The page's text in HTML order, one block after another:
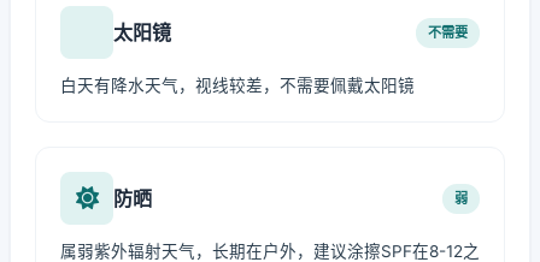
太阳镜 不需要
白天有降水天气，视线较差，不需要佩戴太阳镜
防晒 弱
属弱紫外辐射天气，长期在户外，建议涂擦SPF在8-12之